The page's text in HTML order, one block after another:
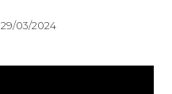
29/03/2024